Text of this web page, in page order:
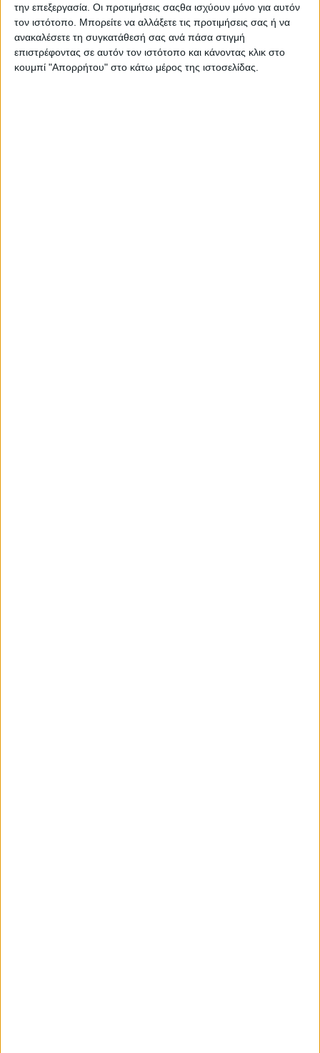
την επεξεργασία. Οι προτιμήσεις σαςθα ισχύουν μόνο για αυτόν
τον ιστότοπο. Μπορείτε να αλλάξετε τις προτιμήσεις σας ή να
ανακαλέσετε τη συγκατάθεσή σας ανά πάσα στιγμή
επιστρέφοντας σε αυτόν τον ιστότοπο και κάνοντας κλικ στο
κουμπί "Απορρήτου" στο κάτω μέρος της ιστοσελίδας.